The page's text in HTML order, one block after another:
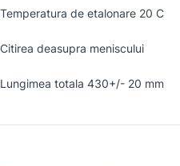
Temperatura de etalonare 20 C
Citirea deasupra meniscului
Lungimea totala 430+/- 20 mm